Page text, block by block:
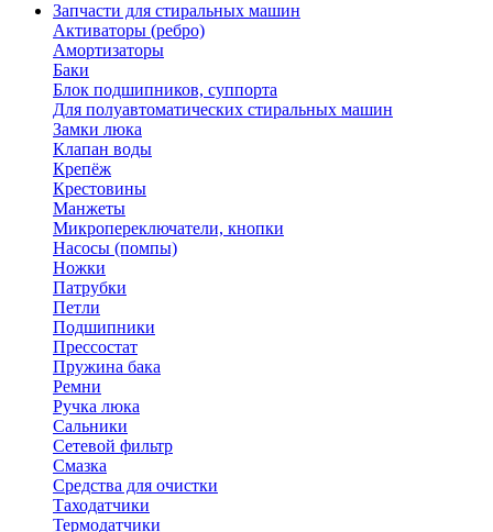
Запчасти для стиральных машин
Активаторы (ребро)
Амортизаторы
Баки
Блок подшипников, суппорта
Для полуавтоматических стиральных машин
Замки люка
Клапан воды
Крепёж
Крестовины
Манжеты
Микропереключатели, кнопки
Насосы (помпы)
Ножки
Патрубки
Петли
Подшипники
Прессостат
Пружина бака
Ремни
Ручка люка
Сальники
Сетевой фильтр
Смазка
Средства для очистки
Таходатчики
Термодатчики